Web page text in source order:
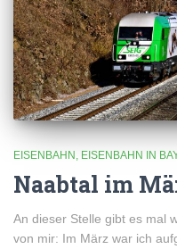
EISENBAHN EISENBAHN IN
Naabtal im
An dieser Stelle gibt es mal
von mir: Im März war ich